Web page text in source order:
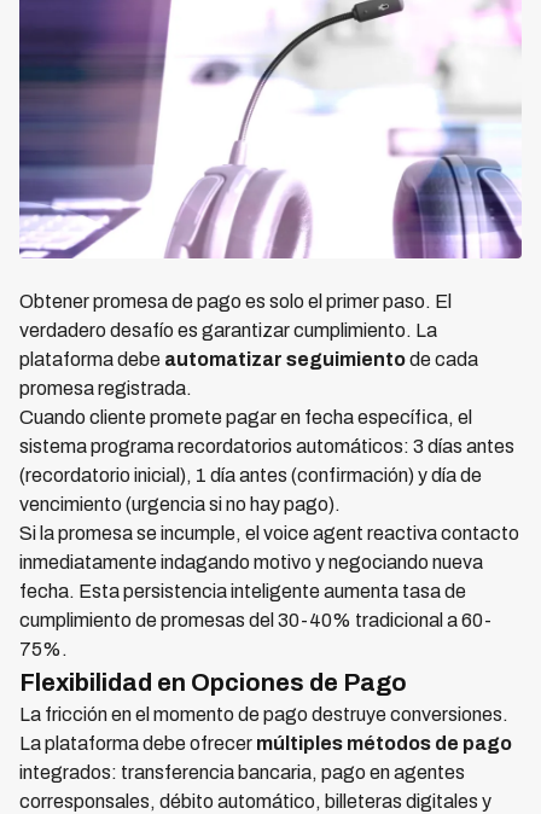
Obtener promesa de pago es solo el primer paso. El
verdadero desafío es garantizar cumplimiento. La
plataforma debe automatizar seguimientode cada
promesa registrada.
Cuando cliente promete pagar en fecha específica, el
sistema programa recordatorios automáticos: 3 días antes
(recordatorio inicial), 1 día antes (confirmación) y día de
vencimiento (urgencia si no hay pago).
Si la promesa se incumple, el voice agent reactiva contacto
inmediatamente indagando motivo y negociando nueva
fecha. Esta persistencia inteligente aumenta tasa de
cumplimiento de promesas del 30-40% tradicional a 60-
75%.
Flexibilidad en Opciones de Pago
La fricción en el momento de pago destruye conversiones.
La plataforma debe ofrecer múltiples métodos de pago
integrados: transferencia bancaria, pago en agentes
corresponsales, débito automático, billeteras digitales y